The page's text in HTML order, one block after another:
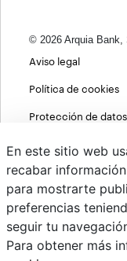
© 2026 Arquia Bank,
Aviso legal
Política de cookies
Protección de datos
MIFID
Políticas ASG
PSD2
Cambio de divisas
En este sitio web
recabar
para mostrarte
preferencias
seguir tu
Para obtener más